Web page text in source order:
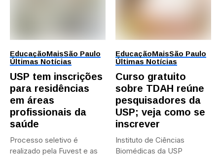
EducaçãoMaisSão Paulo
Últimas Notícias
USP tem inscrições
para residências
em áreas
profissionais da
saúde
Processo seletivo é
realizado pela Fuvest e as
EducaçãoMaisSão Paulo
Últimas Notícias
Curso gratuito
sobre TDAH reúne
pesquisadores da
USP; veja como se
inscrever
Instituto de Ciências
Biomédicas da USP